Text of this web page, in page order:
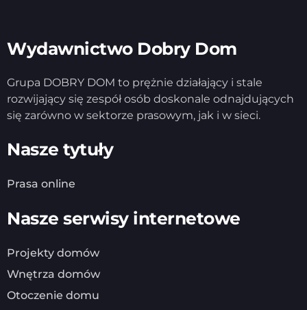
Wydawnictwo Dobry Dom
Grupa DOBRY DOM to prężnie działający i stale
rozwijający się zespół osób doskonale odnajdujących
się zarówno w sektorze prasowym, jak i w sieci.
Nasze tytuły
Prasa online
Nasze serwisy internetowe
Projekty domów
Wnętrza domów
Otoczenie domu